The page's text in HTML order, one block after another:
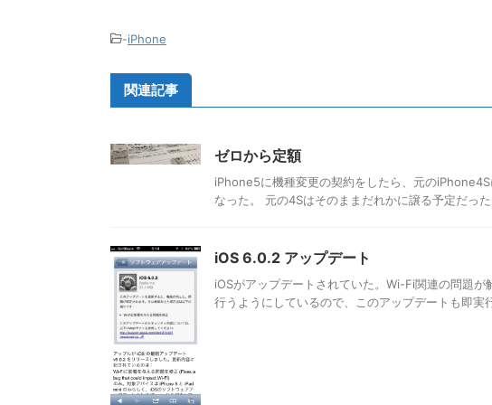
-iPhone
関連記事
ゼロから定額
iPhone5に機種変更の契約をしたら、元の
なった。 元の4Sはそのままだれかに譲る予定だっ
iOS 6.0.2 アップデート
iOSがアップデートされていた。Wi-Fi関連の問題
行うようにしているので、このアップデートも即